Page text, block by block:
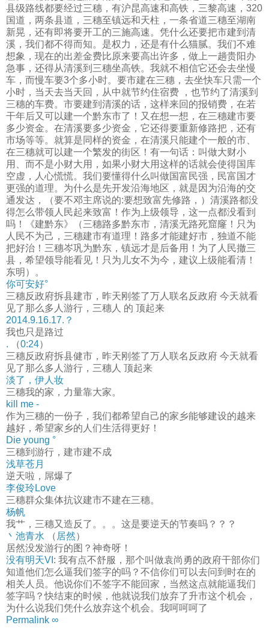
县级路线都要经过三穗，有沪昆高速和高铁，三黎高速，320
国道，两条县道，三穗至镇远和天柱，一条省道三穗至湖南
新晃，还有即将要开工的三施高速。凭什么还要把市建到清
溪，我们都不得而知。是权力，还是有什么猫腻。我们不难
想象，现在的出差金费比原来要高出许多，做上一趟贵阳办
急事，还得从清溪到三穗坐高铁。我就不相信它还会去坐慢
车，而慢车要3个多小时。要市建在三穗，去坐快车只需一个
小时，当天去当天回，从中就节约住宿费 ，也节约了清溪到
三穗的车费。市要建到清溪的话，这样来回的报销费，在若
干年后又可以建一个黔东市了！又在想一想，在三穗建市要
多少资金。在清溪要多少资金，它还得要重新修路把，还有
市场等等。就算是同样的资金，在清溪只能建个一般的市、
在三穗就可以建一个繁发的街区！有一句话：叫做大财小
用、而不是小财大用，如果小财大用这样的话就会使得国库
空虚，人心慌慌。我们要懂得什么叫做国富民强，民富国才
更强的道理。为什么是先开发沿海地区，就是因为沿海的交
通发达，（要不邓主席说的:要想致富先修路，）清溪路都没
得怎么带领人民起来致富！作为上级领导，这一点都没看到
吗！《建黔东》（三穗路多黔东市，清溪无路死窟窿！只为
人民不为己，三穗建市有道理！路多才能建好市，独道不能
把好治！三穗岑巩为黔东，镇远才是后备用！为了人民撤三
县，希望领导能看见！只为儿女不为今，建议上级能看清！
东明）。
你可安好°
三穗反政府拆县建市，昨天刚签了万人联名反政府 今天就看
见了那么多人游行，三穗人 的 顶起来
2014.9.16.17.？
我也只是路过
. （0:24）
三穗反政府拆县健市，昨天刚签了万人联名反政府 今天就看
见了那么多人游行，三穗人 顶起来
淡了，伊人妆
三穗我的家，力量靠大家。
kill me -
作为三穗的一份子，我们都希望自己的家乡能够建设的越来
越好，希望家乡的人们生活得更好！
Die young °
三穗到游行，建市建不成
浅草苍月
逆天啦，屌爆了
李俊玲Love
三穗群众集体抗议建市不建在三穗。
杨帆
我艹，三穗又造反了。。。这是要逆天的节奏吗？？？
丶池青水 （ 居然）
居然没发游行的图？神奇呀！
没有明天VI : 我有点不舒服，那个叫做袁尚勇的政府干部你们
知道他们怎么逼我们签字的吗？不信你们可以去问到时在的
相关人员。他说你们不签字不能回家，当然这点就能逼我们
签字吗？快结束的时候，他就说我们放弃了升市这个机会，
为什么说我们凭什么放弃这个机会。我呵呵呵了
Permalink ∞